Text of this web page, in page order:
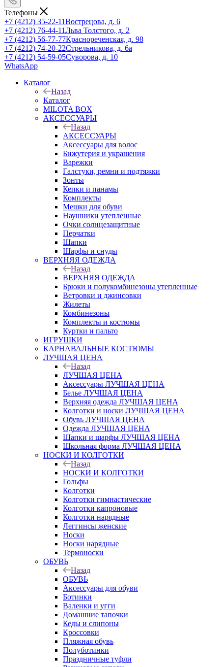
Телефоны
+7 (4212) 35-22-11Вострецова, д. 6
+7 (4212) 76-44-11Льва Толстого, д. 2
+7 (4212) 56-77-77Краснореченская, д. 98
+7 (4212) 74-20-22Стрельникова, д. 6а
+7 (4212) 54-59-05Суворова, д. 10
WhatsApp
Каталог
Назад
Каталог
MILOTA BOX
АКСЕССУАРЫ
Назад
АКСЕССУАРЫ
Аксессуары для волос
Бижутерия и украшения
Варежки
Галстуки, ремни и подтяжки
Зонты
Кепки и панамы
Комплекты
Мешки для обуви
Наушники утепленные
Очки солнцезащитные
Перчатки
Шапки
Шарфы и снуды
ВЕРХНЯЯ ОДЕЖДА
Назад
ВЕРХНЯЯ ОДЕЖДА
Брюки и полукомбинезоны утепленные
Ветровки и джинсовки
Жилеты
Комбинезоны
Комплекты и костюмы
Куртки и пальто
ИГРУШКИ
КАРНАВАЛЬНЫЕ КОСТЮМЫ
ЛУЧШАЯ ЦЕНА
Назад
ЛУЧШАЯ ЦЕНА
Аксессуары ЛУЧШАЯ ЦЕНА
Белье ЛУЧШАЯ ЦЕНА
Верхняя одежда ЛУЧШАЯ ЦЕНА
Колготки и носки ЛУЧШАЯ ЦЕНА
Обувь ЛУЧШАЯ ЦЕНА
Одежда ЛУЧШАЯ ЦЕНА
Шапки и шарфы ЛУЧШАЯ ЦЕНА
Школьная форма ЛУЧШАЯ ЦЕНА
НОСКИ И КОЛГОТКИ
Назад
НОСКИ И КОЛГОТКИ
Гольфы
Колготки
Колготки гимнастические
Колготки капроновые
Колготки нарядные
Леггинсы женские
Носки
Носки нарядные
Термоноски
ОБУВЬ
Назад
ОБУВЬ
Аксессуары для обуви
Ботинки
Валенки и угги
Домашние тапочки
Кеды и слипоны
Кроссовки
Пляжная обувь
Полуботинки
Праздничные туфли